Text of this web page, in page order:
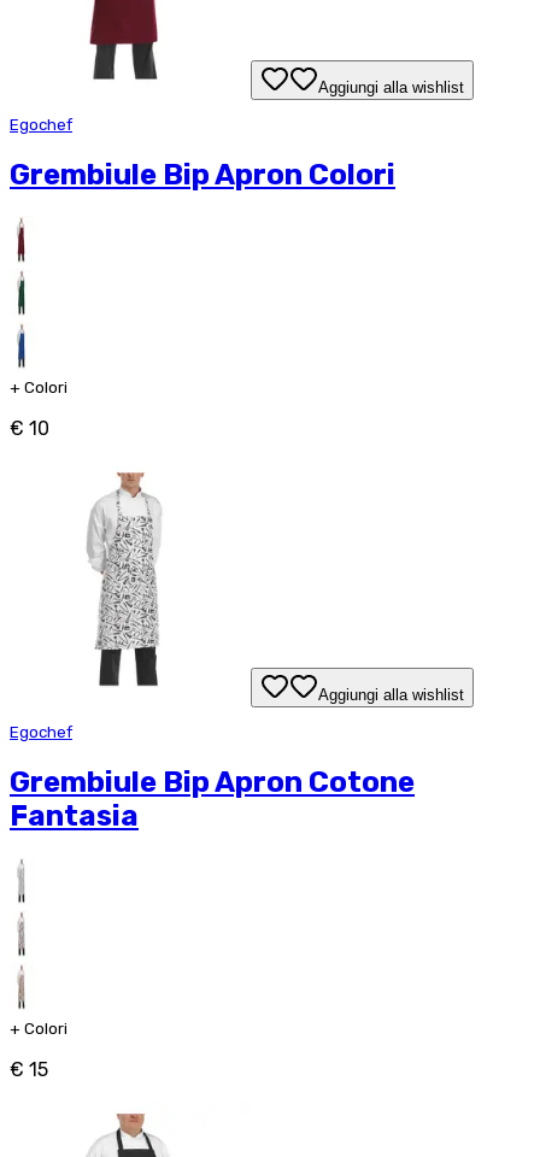
Aggiungi alla wishlist
Egochef
Grembiule Bip Apron Colori
+ Colori
€ 10
Aggiungi alla wishlist
Egochef
Grembiule Bip Apron Cotone
Fantasia
+ Colori
€ 15